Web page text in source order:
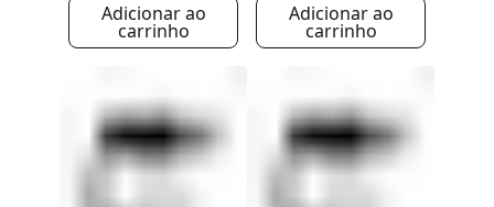
Adicionar ao
carrinho
Adicionar ao
carrinho